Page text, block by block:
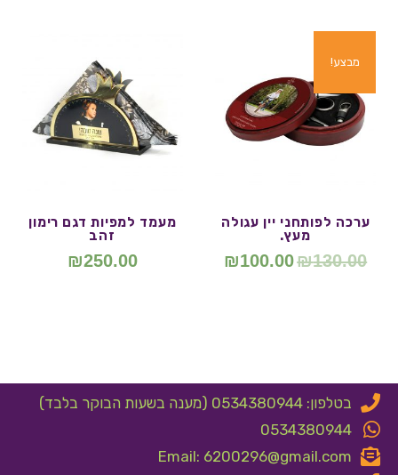
מבצע!
ערכה לפותחני יין עגולה
מעץ.
₪130.00
₪100.00
מעמד למפיות דגם רימון
זהב
₪250.00
בטלפון: 0534380944 (מענה בשעות הבוקר בלבד)
0534380944
Email: 6200296@gmail.com